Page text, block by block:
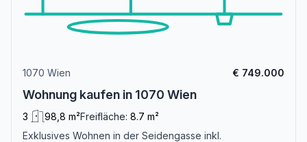
1070 Wien € 749.000
Wohnung kaufen in 1070 Wien
3 98,8 m²Freifläche: 8.7 m²
Exklusives Wohnen in der Seidengasse inkl.